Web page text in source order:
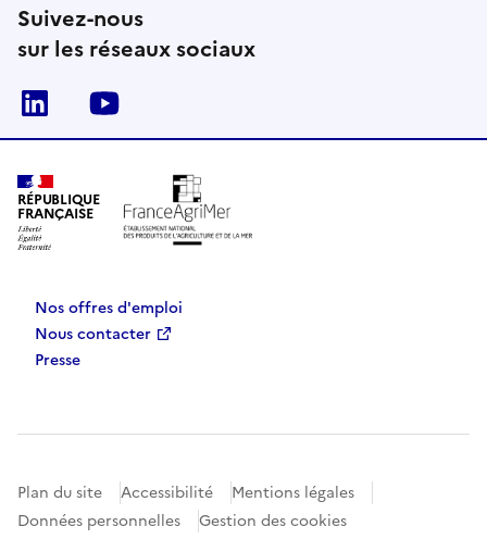
Suivez-nous
sur les réseaux sociaux
Linkedin
RÉPUBLIQUE
FRANÇAISE
Nos offres d'emploi
Nous contacter
Presse
Plan du site Accessibilité
Mentions légales
Données personnelles
Gestion des cookies